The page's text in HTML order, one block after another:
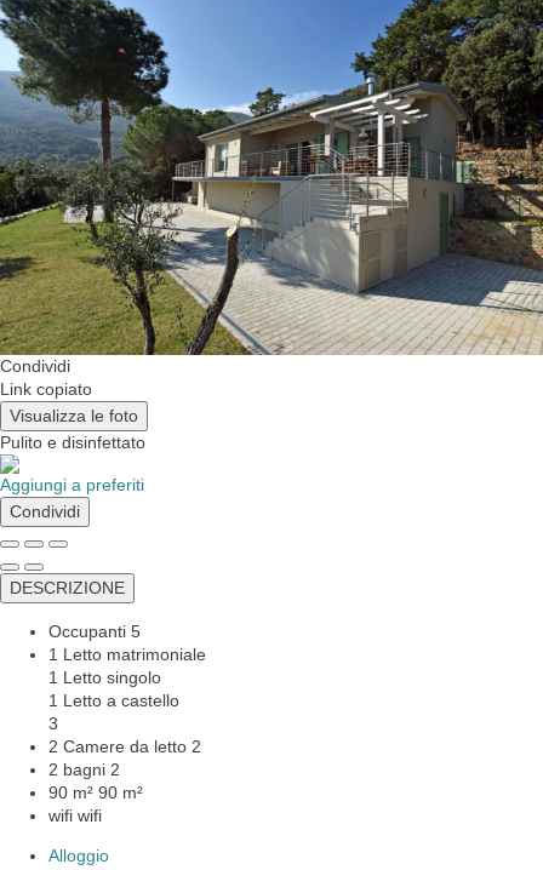
Condividi
Link copiato
Visualizza le foto
Pulito e disinfettato
Aggiungi a preferiti
Condividi
DESCRIZIONE
Occupanti 5
1 Letto matrimoniale
1 Letto singolo
1 Letto a castello
3
2 Camere da letto 2
2 bagni 2
90 m² 90 m²
wifi wifi
Alloggio